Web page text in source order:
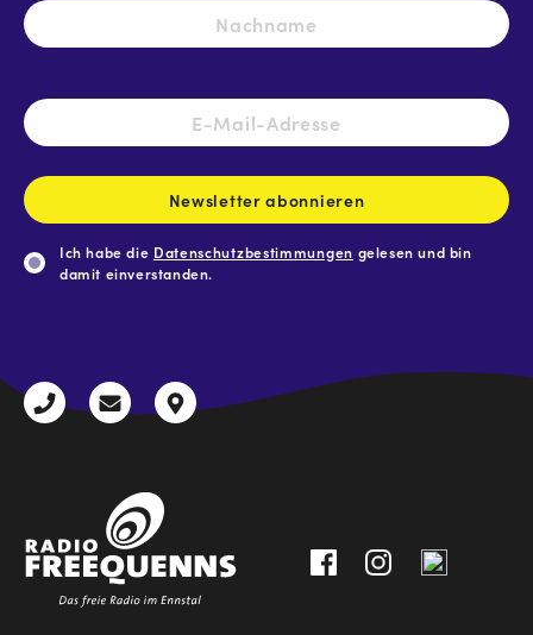
E-
Mail-
Newsletter abonnieren
Ich habe die Datenschutzbestimmungen gelesen und bin
damit einverstanden.
+43
radio@freequenns.at
Kulturhausstraße